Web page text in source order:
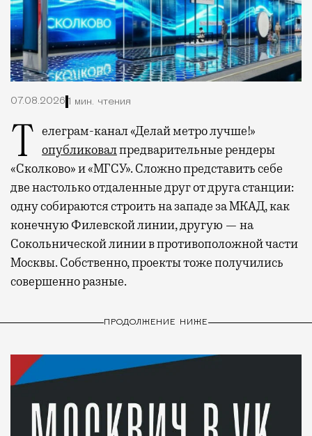
07.08.2026 1 мин. чтения
Телеграм-канал «Делай метро лучше!»
опубликовалпредварительные рендеры
«Сколково» и «МГСУ». Сложно представить себе
две настолько отдаленные друг от друга станции:
одну собираются строить на западе за МКАД, как
конечную Филевской линии, другую — на
Сокольнической линии в противоположной части
Москвы. Собственно, проекты тоже получились
совершенно разные.
ПРОДОЛЖЕНИЕ НИЖЕ